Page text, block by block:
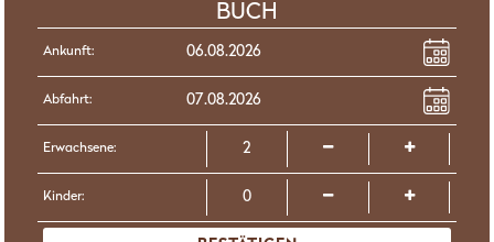
BUCH
Ankunft:
Abfahrt:
Erwachsene:
Kinder: